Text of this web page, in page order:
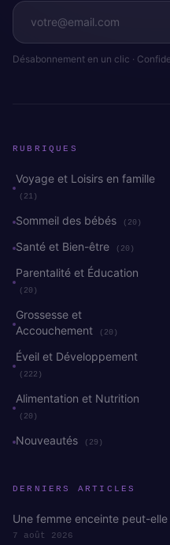
Désabonnement en un clic ·
RUBRIQUES
Voyage et Loisirs en famille
(21)
Sommeil des bébés (20)
Santé et Bien-être (20)
Parentalité et Éducation
(20)
Grossesse et
Accouchement
(20)
Éveil et Développement
(222)
Alimentation et Nutrition
(20)
Nouveautés (29)
DERNIERS ARTICLES
Une femme enceinte peut-
7 août 2026